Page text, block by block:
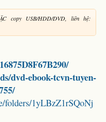
copy USB/HDD/DVD, liên hệ:
dvd-ebook-tcvn-tuyen-
folders/1yLBzZ1rSQoNj